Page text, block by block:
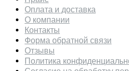
Оплата и доставка
О компании
Контакты
Форма обратной связи
Отзывы
Политика